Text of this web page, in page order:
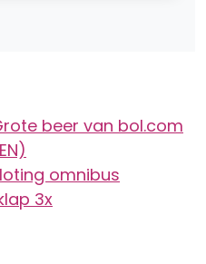
beer van bol.com
omnibus
3x